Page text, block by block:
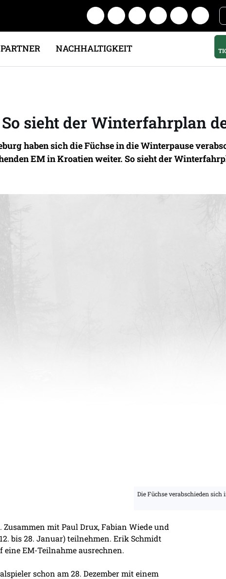
PARTNER NACHHALTIGKEIT
sieht der Winterfahrplan
haben sich die Füchse in die Winterpause
EM in Kroatien weiter. So sieht der
Die Füchse verabschieden
mit Paul Drux, Fabian Wiede und
bis 28. Januar) teilnehmen. Erik Schmidt
EM-Teilnahme ausrechnen.
schon am 28. Dezember mit einem